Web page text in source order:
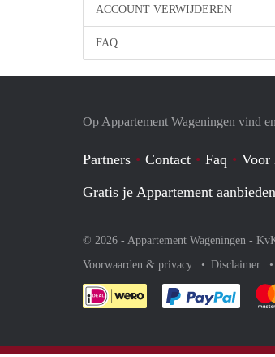
ACCOUNT VERWIJDEREN
FAQ
Op Appartement Wageningen vind
Partners Contact Faq
Voor
Gratis je Appartement
© 2026 - Appartement Wageningen -
Voorwaarden & privacy
Disclaimer
Je